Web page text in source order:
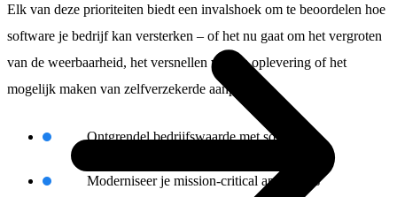
Elk van deze prioriteiten biedt een invalshoek om te beoordelen hoe
software je bedrijf kan versterken – of het nu gaat om het vergroten
van de weerbaarheid, het versnellen van de oplevering of het
mogelijk maken van zelfverzekerde aanpassing:
Ontgrendel bedrijfswaarde met software
Moderniseer je mission-critical applicaties